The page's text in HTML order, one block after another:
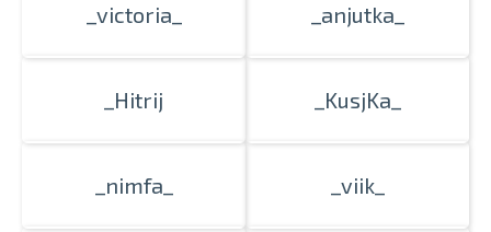
_victoria_ _anjutka_
_Hitrij _KusjKa_
_nimfa_ _viik_